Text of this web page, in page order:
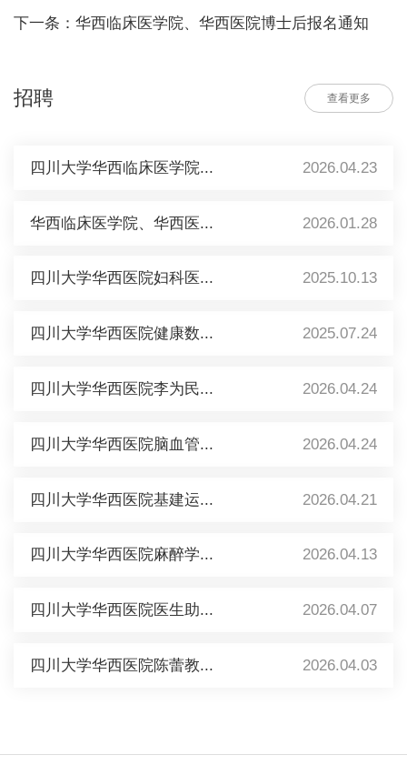
下一条：华西临床医学院、华西医院博士后报名通知
招聘 查看更多
四川大学华西临床医学院... 2026.04.23
华西临床医学院、华西医... 2026.01.28
四川大学华西医院妇科医... 2025.10.13
四川大学华西医院健康数... 2025.07.24
四川大学华西医院李为民... 2026.04.24
四川大学华西医院脑血管... 2026.04.24
四川大学华西医院基建运... 2026.04.21
四川大学华西医院麻醉学... 2026.04.13
四川大学华西医院医生助... 2026.04.07
四川大学华西医院陈蕾教... 2026.04.03